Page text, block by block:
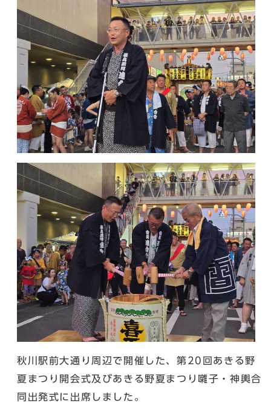
秋川駅前大通り周辺で開催した、第20回あきる野
夏まつり開会式及びあきる野夏まつり囃子・神輿合
同出発式に出席しました。